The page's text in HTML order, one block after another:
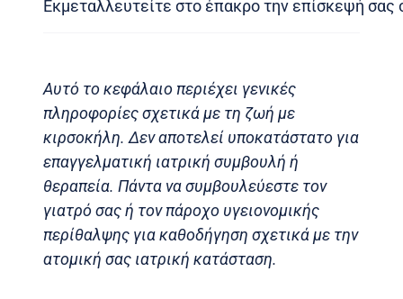
Εκμεταλλευτείτε στο έπακρο την επίσκεψή σας
Αυτό το κεφάλαιο περιέχει γενικές
πληροφορίες σχετικά με τη ζωή με
κιρσοκήλη. Δεν αποτελεί υποκατάστατο για
επαγγελματική ιατρική συμβουλή ή
θεραπεία. Πάντα να συμβουλεύεστε τον
γιατρό σας ή τον πάροχο υγειονομικής
περίθαλψης για καθοδήγηση σχετικά με την
ατομική σας ιατρική κατάσταση.